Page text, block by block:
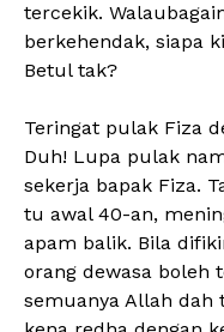
tercekik.
berkehendak, siapa
Betul tak?
Teringat pulak Fiza
Duh! Lupa pulak
sekerja bapak Fiza.
tu awal 40-an,
apam balik. Bila
orang dewasa boleh
semuanya Allah dah